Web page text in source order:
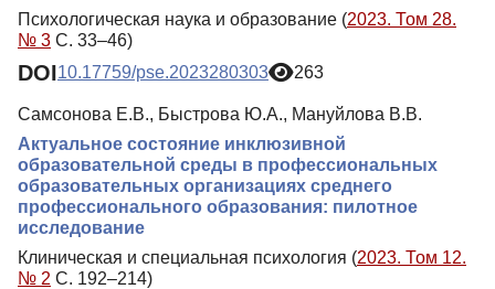
Психологическая наука и образование (2023. Том 28.
№ 3 С. 33–46)
DOI10.17759/pse.2023280303 263
Самсонова Е.В., Быстрова Ю.А., Мануйлова В.В.
Актуальное состояние инклюзивной
образовательной среды в профессиональных
образовательных организациях среднего
профессионального образования: пилотное
исследование
Клиническая и специальная психология (2023. Том 12.
№ 2 С. 192–214)